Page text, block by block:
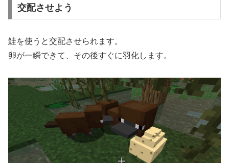
交配させよう
鮭を使うと交配させられます。
卵が一瞬できて、その後すぐに羽化します。